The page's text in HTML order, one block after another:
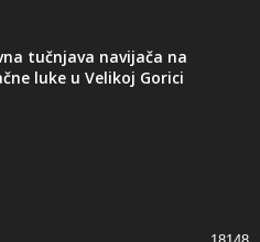
tučnjava navijača na
luke u Velikoj Gorici